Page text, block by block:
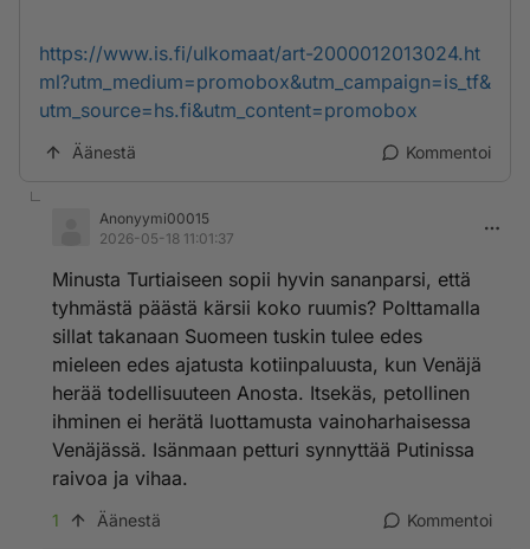
https://www.is.fi/ulkomaat/art-2000012013024.ht
ml?utm_medium=promobox&utm_campaign=is_tf&
utm_source=hs.fi&utm_content=promobox
Äänestä Kommentoi
Anonyymi00015
2026-05-18 11:01:37
Minusta Turtiaiseen sopii hyvin sananparsi, että
tyhmästä päästä kärsii koko ruumis? Polttamalla
sillat takanaan Suomeen tuskin tulee edes
mieleen edes ajatusta kotiinpaluusta, kun Venäjä
herää todellisuuteen Anosta. Itsekäs, petollinen
ihminen ei herätä luottamusta vainoharhaisessa
Venäjässä. Isänmaan petturi synnyttää Putinissa
raivoa ja vihaa.
1 Äänestä Kommentoi